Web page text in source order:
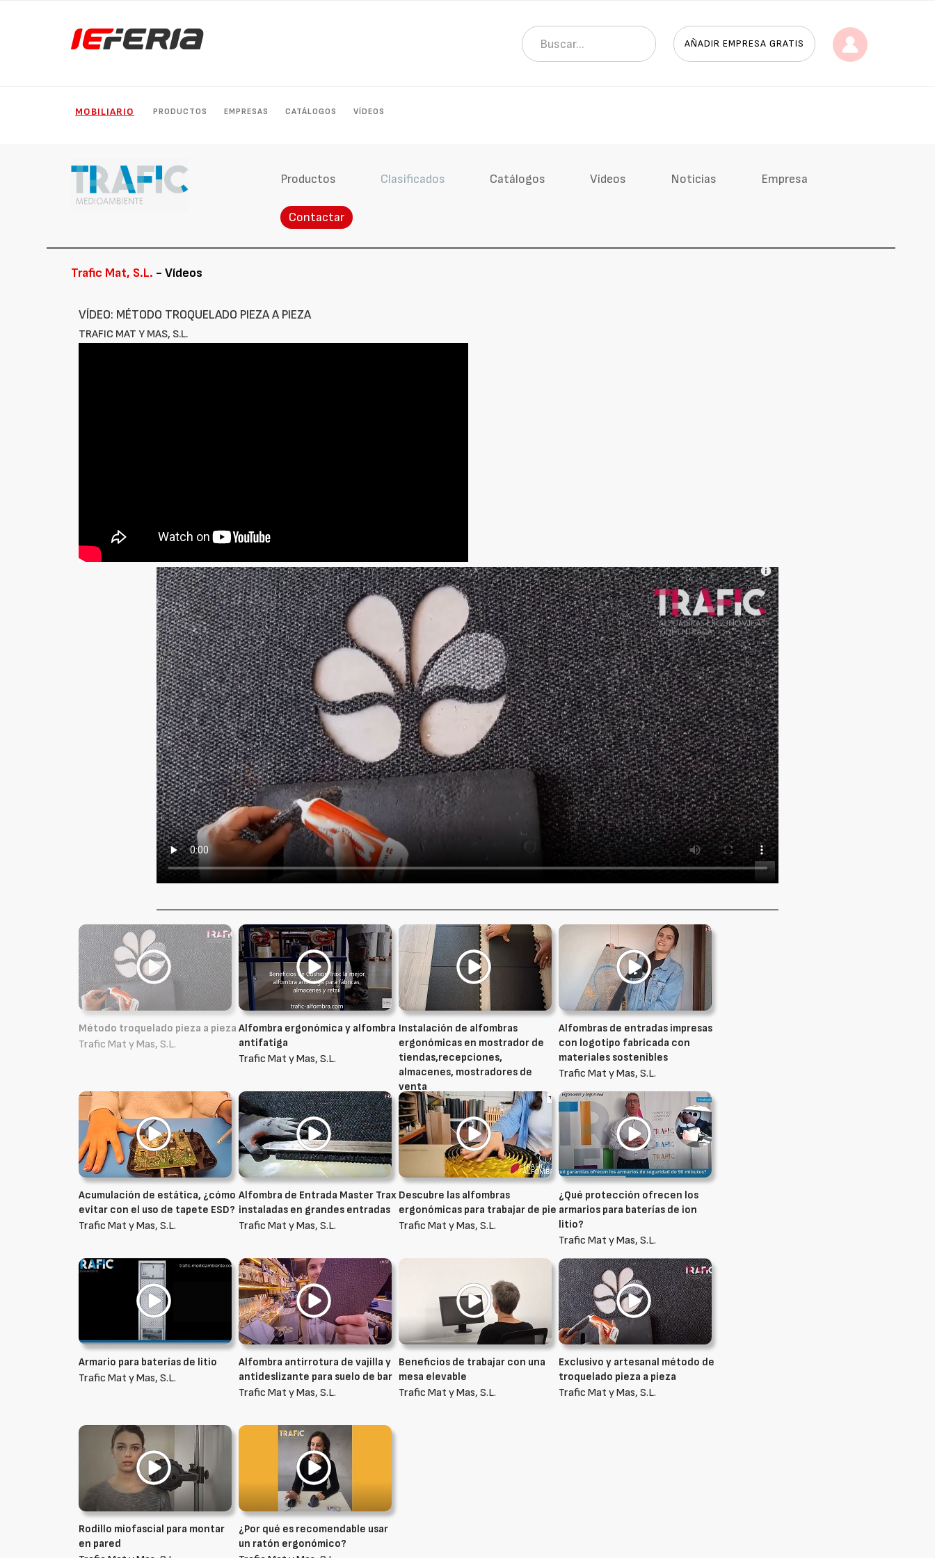
AÑADIR EMPRESA GRATIS
MOBILIARIO PRODUCTOS EMPRESAS CATÁLOGOS VÍDEOS
Productos Clasificados Catálogos Vídeos Noticias Empresa
Contactar
Trafic Mat, S.L. - Vídeos
VÍDEO: MÉTODO TROQUELADO PIEZA A PIEZA
TRAFIC MAT Y MAS, S.L.
Método troquelado pieza a pieza
Trafic Mat y Mas, S.L.
Alfombra ergonómica y alfombra
antifatiga
Trafic Mat y Mas, S.L.
Instalación de alfombras
ergonómicas en mostrador de
tiendas,recepciones,
almacenes, mostradores de
venta
Trafic Mat y Mas, S.L.
Alfombras de entradas impresas
con logotipo fabricada con
materiales sostenibles
Trafic Mat y Mas, S.L.
Acumulación de estática, ¿cómo
evitar con el uso de tapete ESD?
Trafic Mat y Mas, S.L.
Alfombra de Entrada Master Trax
instaladas en grandes entradas
Trafic Mat y Mas, S.L.
Descubre las alfombras
ergonómicas para trabajar de pie
Trafic Mat y Mas, S.L.
¿Qué protección ofrecen los
armarios para baterías de ion
litio?
Trafic Mat y Mas, S.L.
Armario para baterías de litio
Trafic Mat y Mas, S.L.
Alfombra antirrotura de vajilla y
antideslizante para suelo de bar
Trafic Mat y Mas, S.L.
Beneficios de trabajar con una
mesa elevable
Trafic Mat y Mas, S.L.
Exclusivo y artesanal método de
troquelado pieza a pieza
Trafic Mat y Mas, S.L.
Rodillo miofascial para montar
en pared
¿Por qué es recomendable usar
un ratón ergonómico?